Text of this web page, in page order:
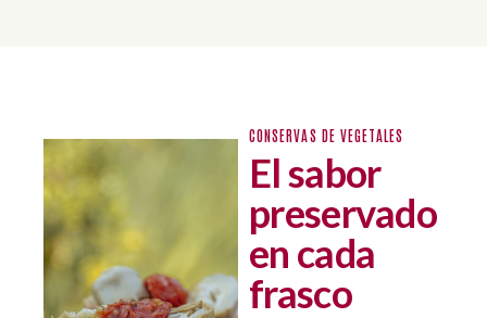
CONSERVAS DE VEGETALES
El sabor
preservado
en cada
frasco